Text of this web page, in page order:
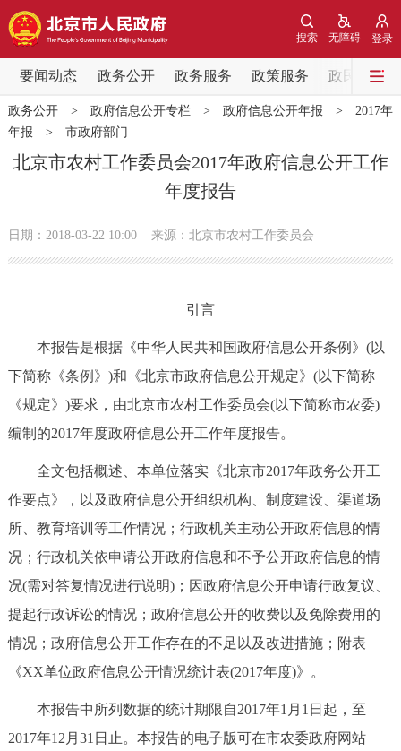
登录
无障碍
搜索
要闻动态 政务公开 政务服务 政策服务 政民互动
要闻动态
党中央精神 国务院信息 中央部委动态
北京要闻 会议信息 部门动态
机构职能
政策兑现 政策解读 回应关切
决策公开 专题公开
政务服务
便民服务 利企服务 投资项目
中介服务 阳光政务
政民互动
12345网上接诉即办 我要咨询 我要建议
政务公开> 政府信息公开专栏> 政府信息公开年报 > 2017年
年报 > 市政府部门
北京市农村工作委员会2017年政府信息公开工作
年度报告
日期：2018-03-22 10:00 来源：北京市农村工作委员会
引言
本报告是根据《中华人民共和国政府信息公开条例》(以
下简称《条例》)和《北京市政府信息公开规定》(以下简称
《规定》)要求，由北京市农村工作委员会(以下简称市农委)
编制的2017年度政府信息公开工作年度报告。
全文包括概述、本单位落实《北京市2017年政务公开工
作要点》，以及政府信息公开组织机构、制度建设、渠道场
所、教育培训等工作情况；行政机关主动公开政府信息的情
况；行政机关依申请公开政府信息和不予公开政府信息的情
况(需对答复情况进行说明)；因政府信息公开申请行政复议、
提起行政诉讼的情况；政府信息公开的收费以及免除费用的
情况；政府信息公开工作存在的不足以及改进措施；附表
《XX单位政府信息公开情况统计表(2017年度)》。
本报告中所列数据的统计期限自2017年1月1日起，至
2017年12月31日止。本报告的电子版可在市农委政府网站